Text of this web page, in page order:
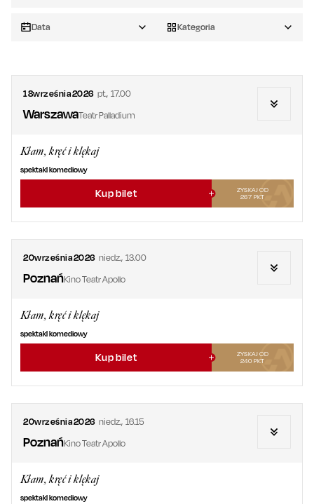
Data Kategoria
18września2026 pt., 17.00
WarszawaTeatr Palladium
Kłam, kręć i klękaj
spektakl komediowy
Kup bilet
ZYSKAJ OD
267 PKT
20września2026 niedz., 13.00
PoznańKino Teatr Apollo
Kłam, kręć i klękaj
spektakl komediowy
Kup bilet
ZYSKAJ OD
240 PKT
20września2026 niedz., 16.15
PoznańKino Teatr Apollo
Kłam, kręć i klękaj
spektakl komediowy